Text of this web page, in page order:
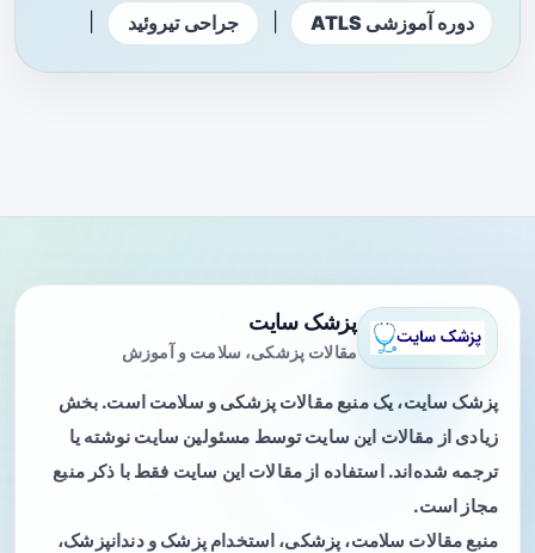
دوره آموزشی ATLS جراحی تیروئید
پزشک سایت
مقالات پزشکی، سلامت و آموزش
پزشک سایت، یک منبع مقالات پزشکی و سلامت است. بخش
زیادی از مقالات این سایت توسط مسئولین سایت نوشته یا
ترجمه شده‌اند. استفاده از مقالات این سایت فقط با ذکر منبع
مجاز است.
منبع مقالات سلامت، پزشکی، استخدام پزشک و دندانپزشک،